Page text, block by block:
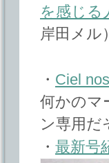
を感じる
岸田メル）
・ Ciel
何かのマ
ン専用だ
・ 最新号